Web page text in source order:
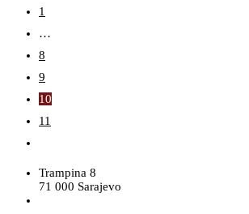
1
…
8
9
10
11
Trampina 8
71 000 Sarajevo